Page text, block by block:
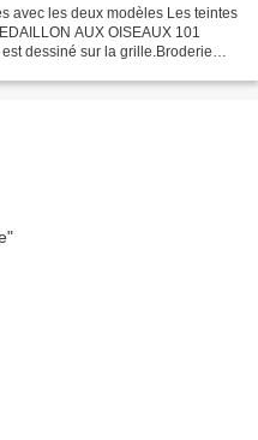
avec les deux modèles Les teintes
AUX OISEAUX 101
dessiné sur la grille.Broderie